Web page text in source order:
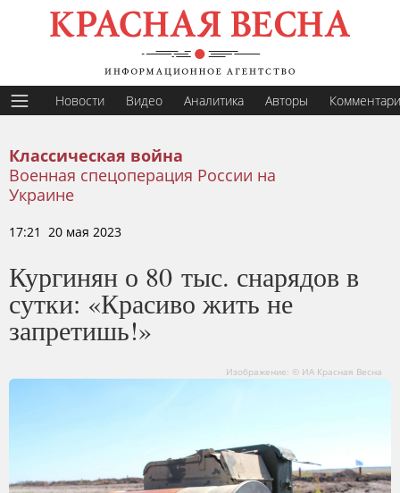
Новости Видео Аналитика Авторы
Классическая война
Военная спецоперация России на
Украине
17:21 20 мая 2023
Кургинян о 80 тыс. снарядов в
сутки: «Красиво жить не
запретишь!»
Изображение: © ИА Красная Весна